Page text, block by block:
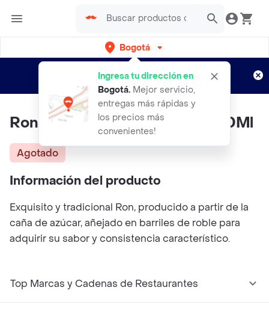
Bogotá
Ingresa tu dirección en
Bogotá. Mejor servicio,
entregas más rápidas y
los precios más
convenientes!
envíos gratis por semanas
Aplican TyC
Ron Viejo De Caldas Botella 750Ml
Agotado
Información del producto
Exquisito y tradicional Ron, producido a partir de la
caña de azúcar, añejado en barriles de roble para
adquirir su sabor y consistencia característico.
Top Marcas y Cadenas de Restaurantes